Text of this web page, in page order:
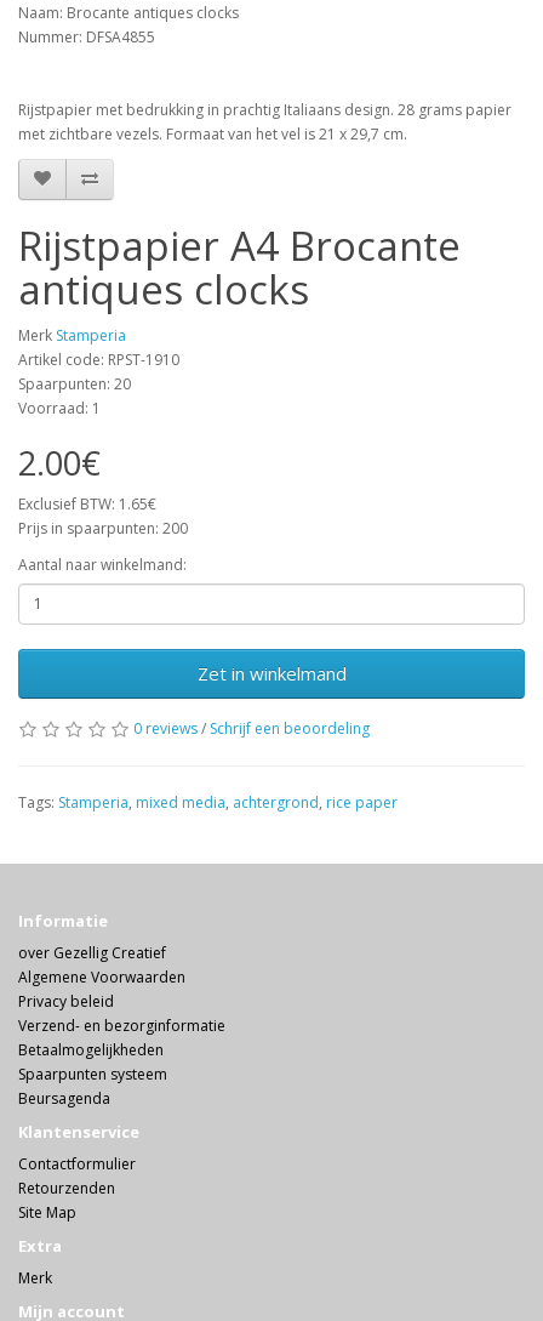
Naam: Brocante antiques clocks
Nummer: DFSA4855
Rijstpapier met bedrukking in prachtig Italiaans design. 28 grams papier
met zichtbare vezels. Formaat van het vel is 21 x 29,7 cm.
Rijstpapier A4 Brocante
antiques clocks
Merk Stamperia
Artikel code: RPST-1910
Spaarpunten: 20
Voorraad: 1
2.00€
Exclusief BTW: 1.65€
Prijs in spaarpunten: 200
Aantal naar winkelmand:
Zet in winkelmand
0 reviews/ Schrijf een beoordeling
Tags: Stamperia, mixed media, achtergrond, rice paper
Informatie
over Gezellig Creatief
Algemene Voorwaarden
Privacy beleid
Verzend- en bezorginformatie
Betaalmogelijkheden
Spaarpunten systeem
Beursagenda
Klantenservice
Contactformulier
Retourzenden
Site Map
Extra
Merk
Mijn account